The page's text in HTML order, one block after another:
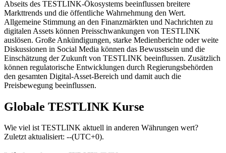
Abseits des TESTLINK-Ökosystems beeinflussen breitere
Markttrends und die öffentliche Wahrnehmung den Wert.
Allgemeine Stimmung an den Finanzmärkten und Nachrichten zu
digitalen Assets können Preisschwankungen von TESTLINK
auslösen. Große Ankündigungen, starke Medienberichte oder weite
Diskussionen in Social Media können das Bewusstsein und die
Einschätzung der Zukunft von TESTLINK beeinflussen. Zusätzlich
können regulatorische Entwicklungen durch Regierungsbehörden
den gesamten Digital-Asset-Bereich und damit auch die
Preisbewegung beeinflussen.
Globale TESTLINK Kurse
Wie viel ist TESTLINK aktuell in anderen Währungen wert?
Zuletzt aktualisiert: --(UTC+0).